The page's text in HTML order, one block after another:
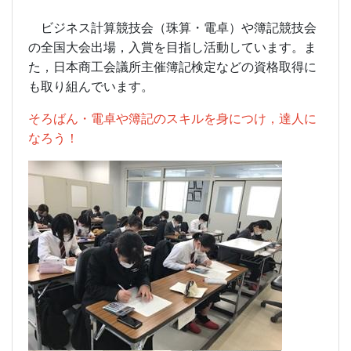
ビジネス計算競技会（珠算・電卓）や簿記競技会
の全国大会出場，入賞を目指し活動しています。ま
た，日本商工会議所主催簿記検定などの資格取得に
も取り組んでいます。
そろばん・電卓や簿記のスキルを身につけ，達人に
なろう！